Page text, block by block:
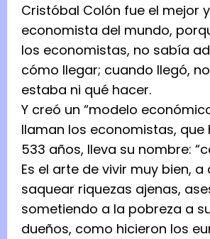
Cristóbal Colón fue el mejor
economista del mundo,
los economistas, no sabía
cómo llegar; cuando llegó,
estaba ni qué hacer.
Y creó un “modelo
llaman los economistas, que
533 años, lleva su nombre:
Es el arte de vivir muy bien,
saquear riquezas ajenas,
sometiendo a la pobreza a
dueños, como hicieron los